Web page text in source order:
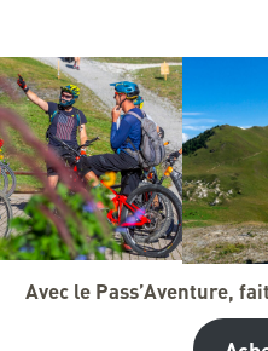
Avec le Pass’Aventure,